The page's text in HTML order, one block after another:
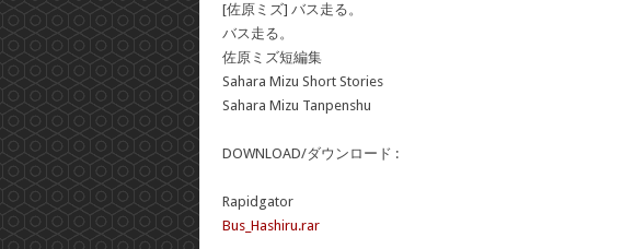
[佐原ミズ] バス走る。
バス走る。
佐原ミズ短編集
Sahara Mizu Short Stories
Sahara Mizu Tanpenshu
DOWNLOAD/ダウンロード :
Rapidgator
Bus_Hashiru.rar